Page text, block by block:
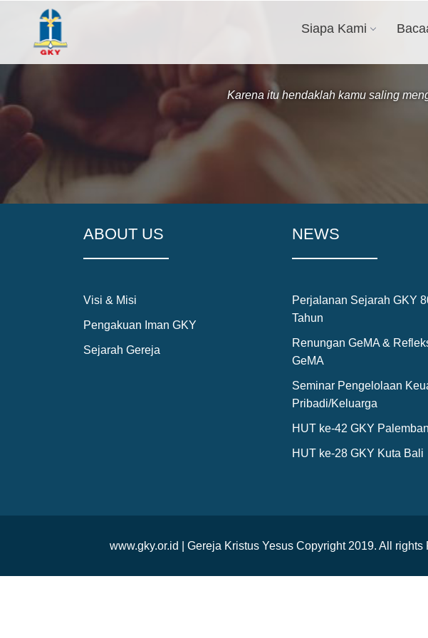
Siapa Kami
Karena itu hendaklah kamu saling
ABOUT US
Visi & Misi
Pengakuan Iman GKY
Sejarah Gereja
NEWS
Perjalanan Sejarah GKY
Tahun
Renungan GeMA &
GeMA
Seminar Pengelolaan
Pribadi/Keluarga
HUT ke-42 GKY
HUT ke-28 GKY Kuta Bali
www.gky.or.id | Gereja Kristus Yesus Copyright 2019. All